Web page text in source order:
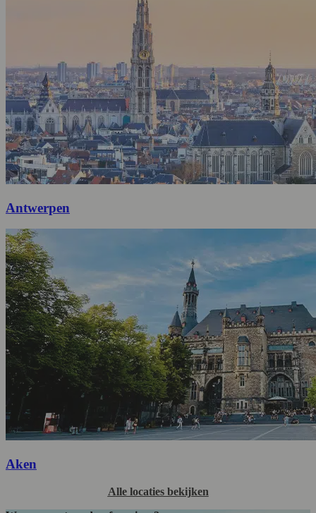
Antwerpen
Aken
Alle locaties bekijken